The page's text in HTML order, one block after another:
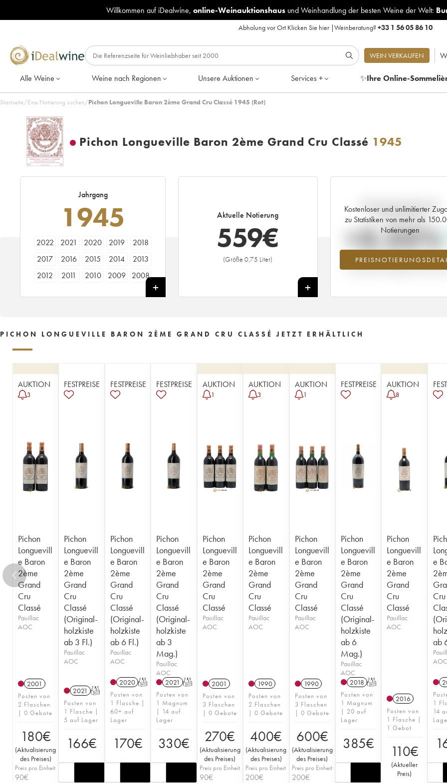
Willkommen auf iDealwine, online-Weinauktionshausund Weinhandlung der besten Weine der Welt:
Abholung vor Ort Klicken Sie hier|Weinberatung?+33 1 56 05 86 10
WEIN VERKAUFEN
Alle Weine Weine nach Regionen Unsere Auktionen Services + ✨Ihre Online-
Startseite/Eine Notierung suchen/Pichon Longueville Baron 2ème Grand Cru Classé 1945 (Rot)
Pichon Longueville Baron 2ème Grand Cru Classé 1945
Jahrgang
1945
2022 2021 2020 2019
2018
2017
2016 2015 2014
2013
2012
2011 2010 2009
2008
1982
1976 1974
1961
1956
1955 1954 1953
1952
1950
1949 1948 1947
1943
1940 1938 1936
1928
Aktuelle Notierung
559€
(Größe 0,75 Liter)
+
Kostenloser und unlimitierter
zu Statistiken von mehr als
Notierungen
Aktuelle Entwicklung der
Preisnotierung
+3.25%
Preisanstiegs des Jahrgangs 1945
Jahr 2026 im Vergleich zum Jahr
PICHON LONGUEVILLE BARON 2ÈME GRAND CRU CLASSÉ JETZT ERHÄLTLICH
AUKTION
3
Pichon
Longuevill
e Baron
2ème
Grand
Cru
Classé
Pauillac
AOC
2001
Posten von
2 Flaschen
| 0 Gebote
180€
(Aktualisierung
des Preises)
Preis pro Einheit
90€
FESTPREISE
Pichon
Longuevill
e Baron
2ème
Grand
Cru
Classé
(Original-
holzkiste
ab 3 Fl.)
Pauillac
AOC
2021 T
Posten von
1 Flasche |
5 auf Lager
166€
FESTPREISE
Pichon
Longuevill
e Baron
2ème
Grand
Cru
Classé
(Original-
holzkiste
ab 6 Fl.)
Pauillac
AOC
2020 T
Posten von
1 Flasche |
60+ auf
Lager
170€
FESTPREISE
Pichon
Longuevill
e Baron
2ème
Grand
Cru
Classé
(Original-
holzkiste
ab 3
Mag.)
Pauillac
AOC
2021 T
Posten von
1 Magnum
| 14 auf
Lager
330€
AUKTION
1
Pichon
Longuevill
e Baron
2ème
Grand
Cru
Classé
Pauillac
AOC
2001
Posten von
3 Flaschen
| 0 Gebote
270€
(Aktualisierung
des Preises)
Preis pro Einheit
90€
AUKTION
3
Pichon
Longuevill
e Baron
2ème
Grand
Cru
Classé
Pauillac
AOC
1990
Posten von
2 Flaschen
| 0 Gebote
400€
(Aktualisierung
des Preises)
Preis pro Einheit
200€
AUKTION
1
Pichon
Longuevill
e Baron
2ème
Grand
Cru
Classé
Pauillac
AOC
1990
Posten von
3 Flaschen
| 0 Gebote
600€
(Aktualisierung
des Preises)
Preis pro Einheit
200€
FESTPREISE
Pichon
Longuevill
e Baron
2ème
Grand
Cru
Classé
(Original-
holzkiste
ab 6
Mag.)
Pauillac
AOC
2018 T
Posten von
1 Magnum
| 20 auf
Lager
385€
AUKTION
8
Pichon
Longuevill
e Baron
2ème
Grand
Cru
Classé
Pauillac
AOC
2016
Posten von
1 Flasche |
1 Gebot
110€
(Aktueller
Preis)
e
Cru
ab
AOC
1
14